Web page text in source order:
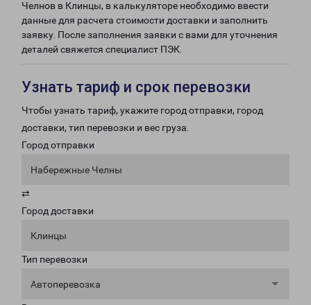
Челнов в Клинцы, в калькуляторе необходимо ввести
данные для расчета стоимости доставки и заполнить
заявку. После заполнения заявки с вами для уточнения
деталей свяжется специалист ПЭК.
Узнать тариф и срок перевозки
Чтобы узнать тариф, укажите город отправки, город
доставки, тип перевозки и вес груза.
Город отправки
Набережные Челны
⇄
Город доставки
Клинцы
Тип перевозки
Автоперевозка